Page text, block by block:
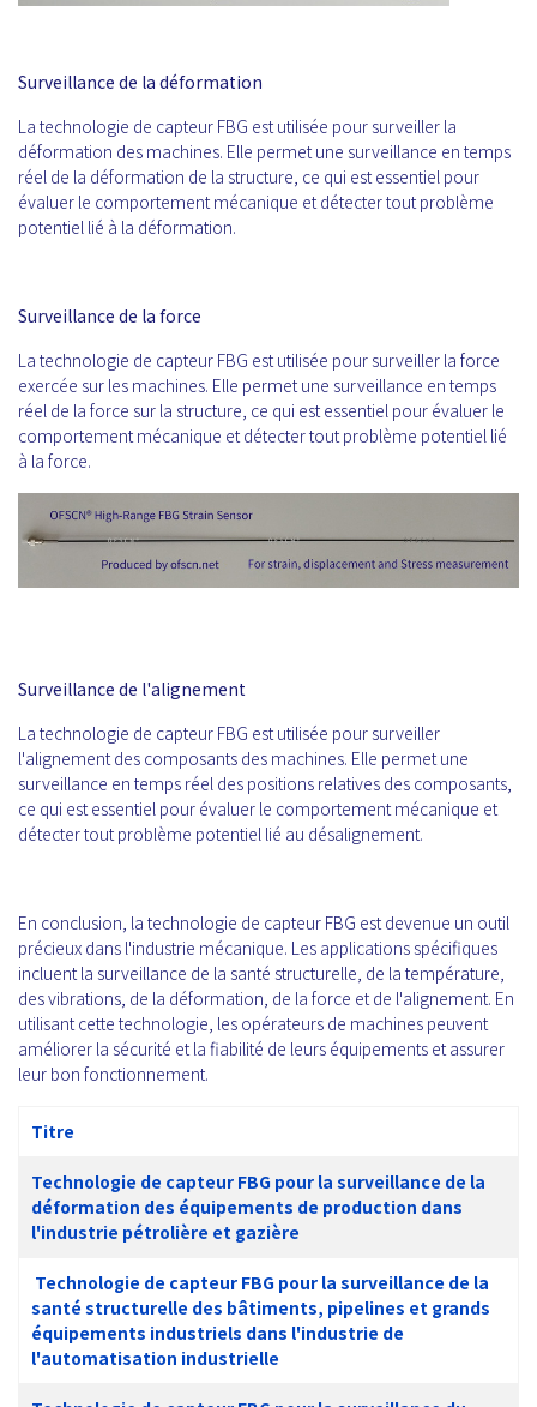
Surveillance de la déformation
La technologie de capteur FBG est utilisée pour surveiller la
déformation des machines. Elle permet une surveillance en temps
réel de la déformation de la structure, ce qui est essentiel pour
évaluer le comportement mécanique et détecter tout problème
potentiel lié à la déformation.
Surveillance de la force
La technologie de capteur FBG est utilisée pour surveiller la force
exercée sur les machines. Elle permet une surveillance en temps
réel de la force sur la structure, ce qui est essentiel pour évaluer le
comportement mécanique et détecter tout problème potentiel lié
à la force.
Surveillance de l'alignement
La technologie de capteur FBG est utilisée pour surveiller
l'alignement des composants des machines. Elle permet une
surveillance en temps réel des positions relatives des composants,
ce qui est essentiel pour évaluer le comportement mécanique et
détecter tout problème potentiel lié au désalignement.
En conclusion, la technologie de capteur FBG est devenue un outil
précieux dans l'industrie mécanique. Les applications spécifiques
incluent la surveillance de la santé structurelle, de la température,
des vibrations, de la déformation, de la force et de l'alignement. En
utilisant cette technologie, les opérateurs de machines peuvent
améliorer la sécurité et la fiabilité de leurs équipements et assurer
leur bon fonctionnement.
Titre
Technologie de capteur FBG pour la surveillance de la
déformation des équipements de production dans
l'industrie pétrolière et gazière
Technologie de capteur FBG pour la surveillance de la
santé structurelle des bâtiments, pipelines et grands
équipements industriels dans l'industrie de
l'automatisation industrielle